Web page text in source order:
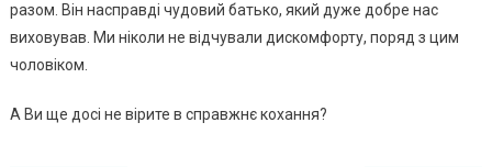
разом. Він насправді чудовий батько, який дуже добре нас
виховував. Ми ніколи не відчували дискомфорту, поряд з цим
чоловіком.
А Ви ще досі не вірите в справжнє кохання?